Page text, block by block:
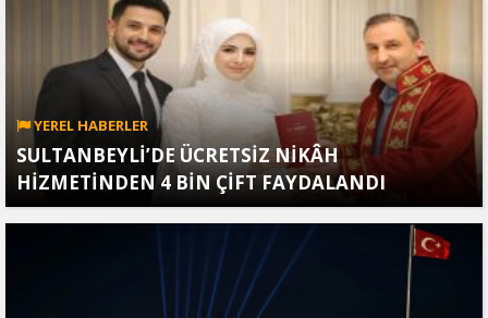
YEREL HABERLER
SULTANBEYLİ’DE ÜCRETSİZ NİKÂH
HİZMETİNDEN 4 BİN ÇİFT FAYDALANDI